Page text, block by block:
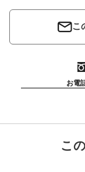
こ
お電
こ